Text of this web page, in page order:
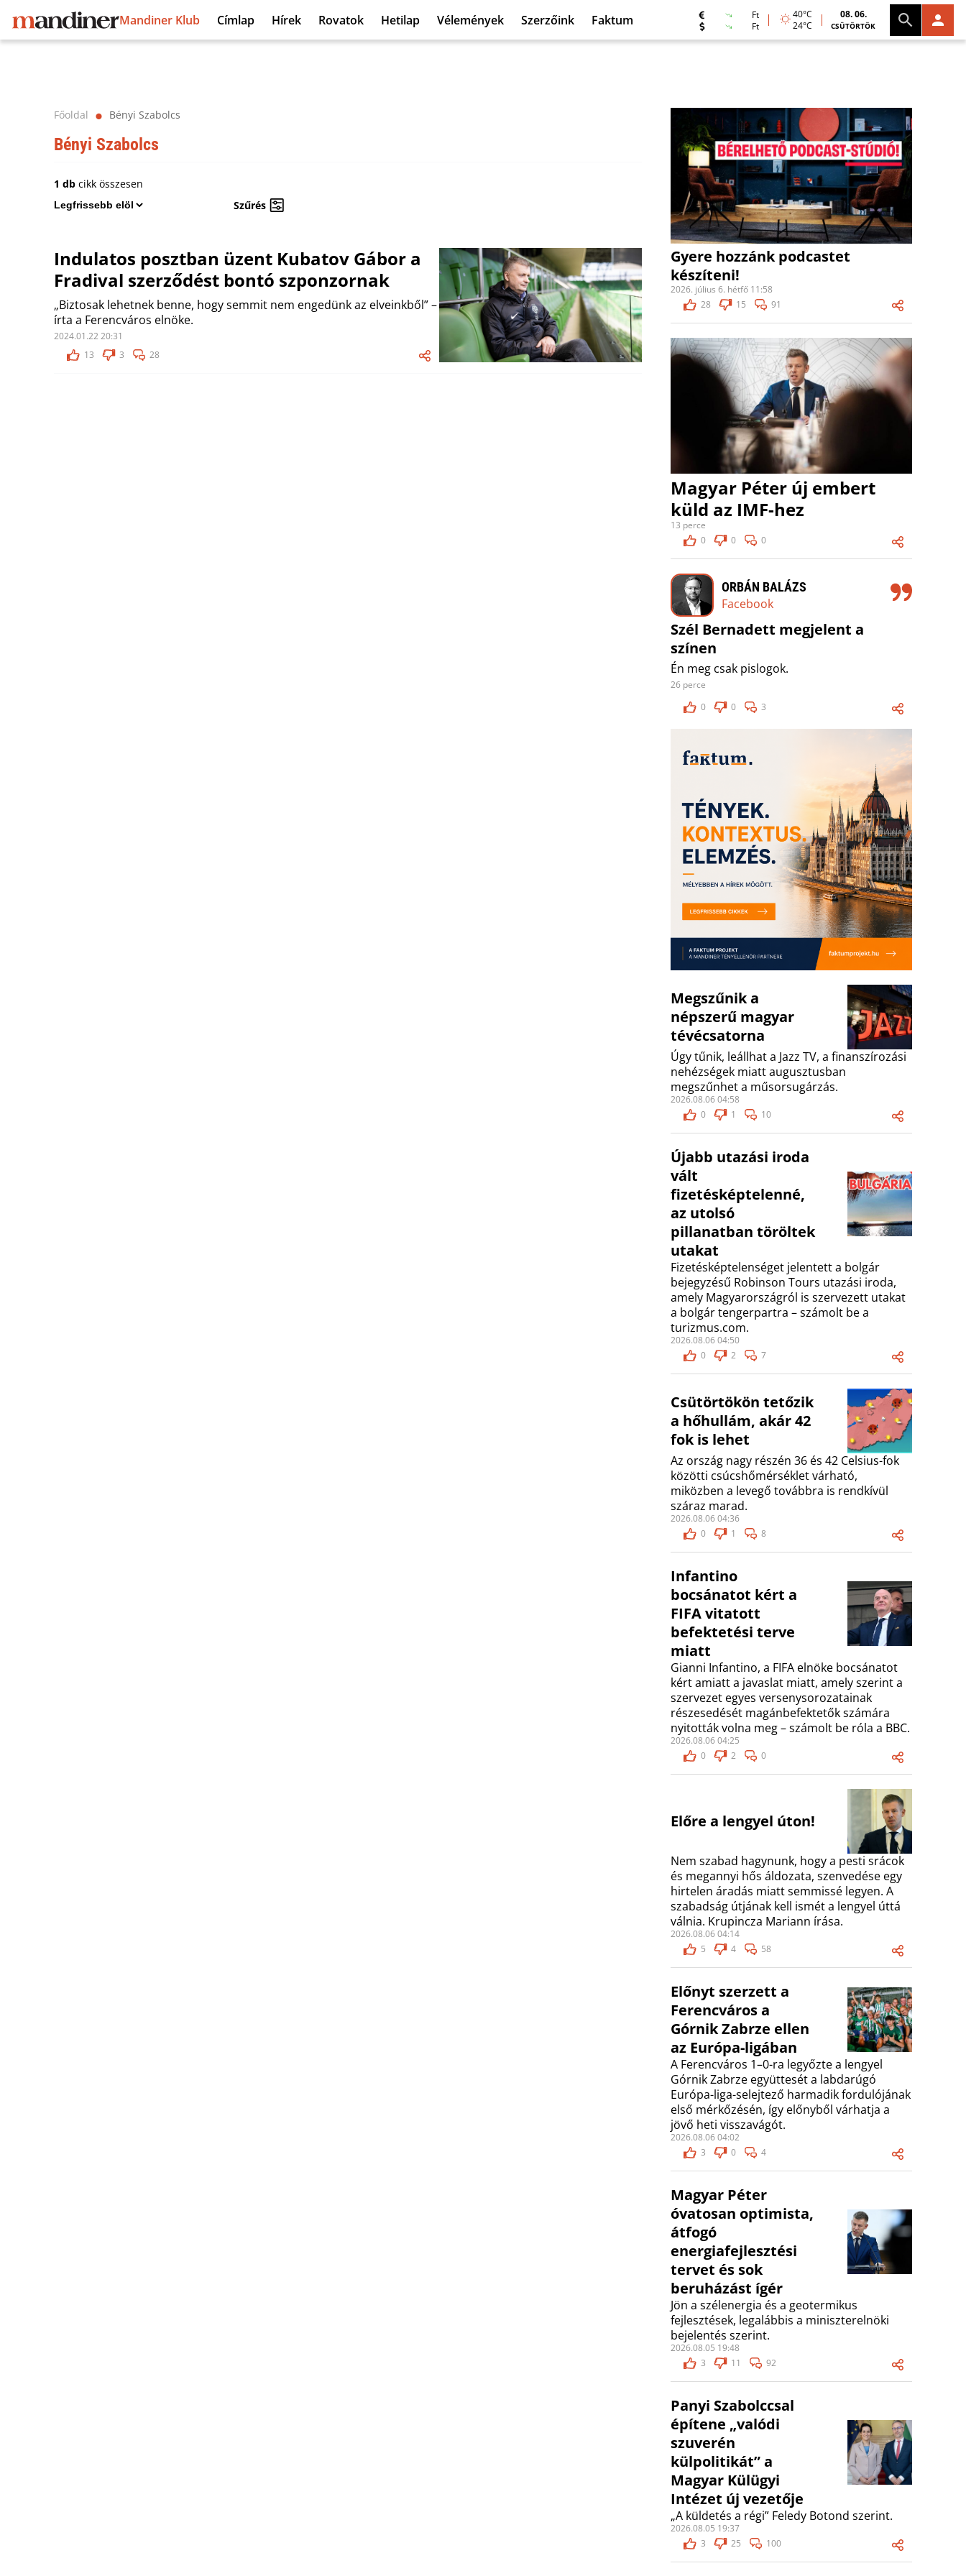
Mandiner Klub Címlap Hírek Rovatok Hetilap Vélemények Szerzőink Faktum
Ft
Ft
40°C
24°C
08. 06.
CSÜTÖRTÖK
Főoldal ⬤ Bényi Szabolcs
Bényi Szabolcs
1 db cikk összesen
Szűrés
Indulatos posztban üzent Kubatov Gábor a
Fradival szerződést bontó szponzornak
„Biztosak lehetnek benne, hogy semmit nem engedünk az elveinkből” –
írta a Ferencváros elnöke.
2024.01.22 20:31
13
3 28
Gyere hozzánk podcastet
készíteni!
2026. július 6. hétfő 11:58
28
15 91
Magyar Péter új embert
küld az IMF-hez
13 perce
0
0 0
ORBÁN BALÁZS
Facebook
Szél Bernadett megjelent a
színen
Én meg csak pislogok.
26 perce
0
0 3
Megszűnik a
népszerű magyar
tévécsatorna
Úgy tűnik, leállhat a Jazz TV, a finanszírozási
nehézségek miatt augusztusban
megszűnhet a műsorsugárzás.
2026.08.06 04:58
0
1 10
Újabb utazási iroda
vált
fizetésképtelenné,
az utolsó
pillanatban töröltek
utakat
Fizetésképtelenséget jelentett a bolgár
bejegyzésű Robinson Tours utazási iroda,
amely Magyarországról is szervezett utakat
a bolgár tengerpartra – számolt be a
turizmus.com.
2026.08.06 04:50
0
2 7
Csütörtökön tetőzik
a hőhullám, akár 42
fok is lehet
Az ország nagy részén 36 és 42 Celsius-fok
közötti csúcshőmérséklet várható,
miközben a levegő továbbra is rendkívül
száraz marad.
2026.08.06 04:36
0
1 8
Infantino
bocsánatot kért a
FIFA vitatott
befektetési terve
miatt
Gianni Infantino, a FIFA elnöke bocsánatot
kért amiatt a javaslat miatt, amely szerint a
szervezet egyes versenysorozatainak
részesedését magánbefektetők számára
nyitották volna meg – számolt be róla a BBC.
2026.08.06 04:25
0
2 0
Előre a lengyel úton!
Nem szabad hagynunk, hogy a pesti srácok
és megannyi hős áldozata, szenvedése egy
hirtelen áradás miatt semmissé legyen. A
szabadság útjának kell ismét a lengyel úttá
válnia. Krupincza Mariann írása.
2026.08.06 04:14
5
4 58
Előnyt szerzett a
Ferencváros a
Górnik Zabrze ellen
az Európa-ligában
A Ferencváros 1–0-ra legyőzte a lengyel
Górnik Zabrze együttesét a labdarúgó
Európa-liga-selejtező harmadik fordulójának
első mérkőzésén, így előnyből várhatja a
jövő heti visszavágót.
2026.08.06 04:02
3
0 4
Magyar Péter
óvatosan optimista,
átfogó
energiafejlesztési
tervet és sok
beruházást ígér
Jön a szélenergia és a geotermikus
fejlesztések, legalábbis a miniszterelnöki
bejelentés szerint.
2026.08.05 19:48
3
11 92
Panyi Szabolccsal
építene „valódi
szuverén
külpolitikát” a
Magyar Külügyi
Intézet új vezetője
„A küldetés a régi” Feledy Botond szerint.
2026.08.05 19:37
3
25 100